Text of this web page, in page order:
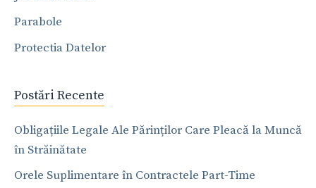
Parabole
Protectia Datelor
Postări Recente
Obligațiile Legale Ale Părinților Care Pleacă la Muncă
în Străinătate
Orele Suplimentare în Contractele Part-Time